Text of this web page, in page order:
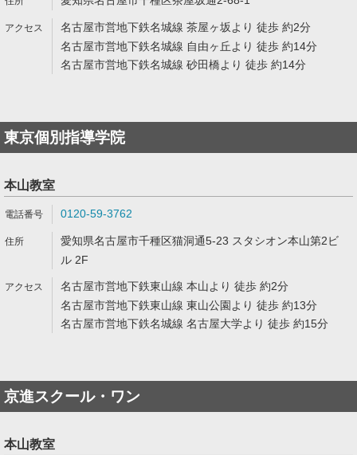
名古屋市営地下鉄名城線 茶屋ヶ坂より 徒歩 約2分
名古屋市営地下鉄名城線 自由ヶ丘より 徒歩 約14分
名古屋市営地下鉄名城線 砂田橋より 徒歩 約14分
東京個別指導学院
本山教室
0120-59-3762
愛知県名古屋市千種区猫洞通5-23 スタシオン本山第2ビ
ル 2F
名古屋市営地下鉄東山線 本山より 徒歩 約2分
名古屋市営地下鉄東山線 東山公園より 徒歩 約13分
名古屋市営地下鉄名城線 名古屋大学より 徒歩 約15分
京進スクール・ワン
本山教室